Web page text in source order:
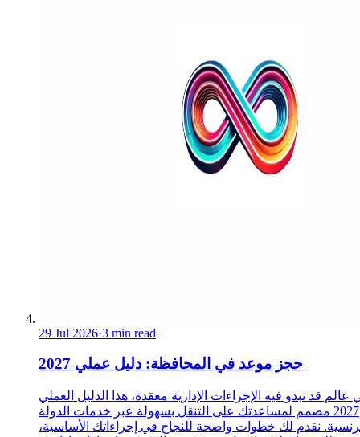
29 Jul 2026·3 min read
حجز موعد في المحافظة: دليل عملي 2027
عالم قد تبدو فيه الإجراءات الإدارية معقدة، هذا الدليل العملي
2027 مصمم لمساعدتك على التنقل بسهولة عبر خدمات الدولة
نقدم لك خطوات واضحة للنجاح في إجراءاتك الأساسية،